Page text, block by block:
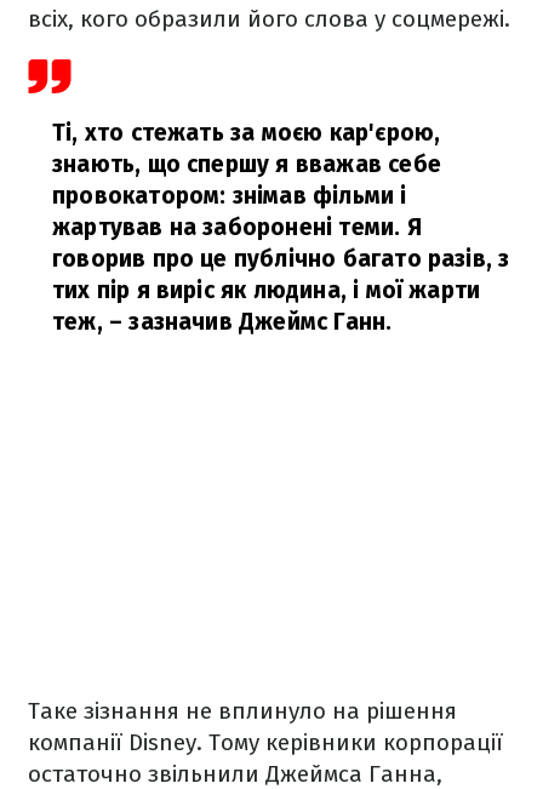
всіх, кого образили його слова у соцмережі.
Ті, хто стежать за моєю кар'єрою,
знають, що спершу я вважав себе
провокатором: знімав фільми і
жартував на заборонені теми. Я
говорив про це публічно багато разів, з
тих пір я виріс як людина, і мої жарти
теж, – зазначив Джеймс Ганн.
Таке зізнання не вплинуло на рішення
компанії Disney. Тому керівники корпорації
остаточно звільнили Джеймса Ганна,